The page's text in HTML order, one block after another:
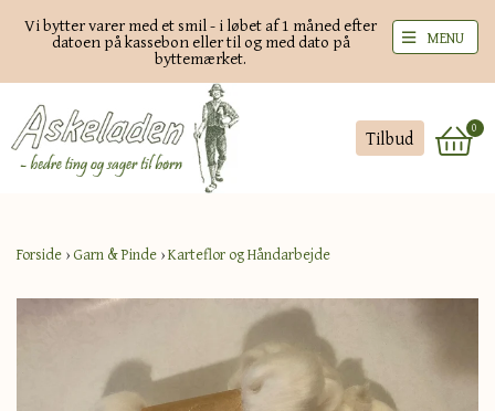
Vi bytter varer med et smil - i løbet af 1 måned efter
datoen på kassebon eller til og med dato på
byttemærket.
Tilbud 0
MENU
Forside › Garn & Pinde ›Karteflor og Håndarbejde